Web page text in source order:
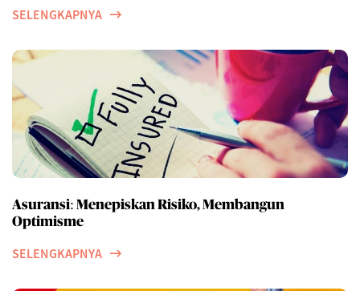
SELENGKAPNYA
Asuransi: Menepiskan Risiko, Membangun
Optimisme
SELENGKAPNYA